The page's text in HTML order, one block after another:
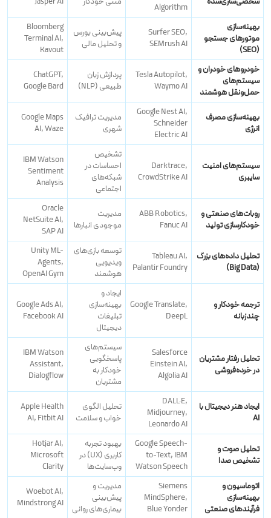
Algorithm
بهینه‌سازی
موتورهای جستجو
(SEO)
Surfer SEO,
SEMrush AI
پیش‌بینی بورس
و تحلیل مالی
Bloomberg
Terminal AI,
Kavout
خودروهای خودران و
سیستم‌های
حمل‌ونقل هوشمند
Tesla Autopilot,
Waymo AI
پردازش زبان
طبیعی (NLP)
ChatGPT,
Google Bard
بهینه‌سازی مصرف
انرژی
Google Nest AI,
Schneider
Electric AI
مدیریت ترافیک
شهری
Google Maps
AI, Waze
سیستم‌های امنیت
سایبری
Darktrace,
CrowdStrike AI
تشخیص
احساسات در
شبکه‌های
اجتماعی
IBM Watson
Sentiment
Analysis
روبات‌های صنعتی و
خودکارسازی تولید
ABB Robotics,
Fanuc AI
مدیریت
موجودی انبارها
Oracle
NetSuite AI,
SAP AI
تحلیل داده‌های بزرگ
(Big Data)
Tableau AI,
Palantir Foundry
توسعه بازی‌های
ویدیویی
هوشمند
Unity ML-
Agents,
OpenAI Gym
ترجمه خودکار و
چندزبانه
Google Translate,
DeepL
ایجاد و
بهینه‌سازی
تبلیغات
دیجیتال
Google Ads AI,
Facebook AI
تحلیل رفتار مشتریان
در خرده‌فروشی
Salesforce
Einstein AI,
Algolia AI
سیستم‌های
پاسخگویی
خودکار به
مشتریان
IBM Watson
Assistant,
Dialogflow
ایجاد هنر دیجیتال با
AI
DALL·E,
Midjourney,
Leonardo AI
تحلیل الگوی
خواب و سلامت
Apple Health
AI, Fitbit AI
تحلیل صوت و
تشخیص صدا
Google Speech-
to-Text, IBM
Watson Speech
بهبود تجربه
کاربری (UX) در
وب‌سایت‌ها
Hotjar AI,
Microsoft
Clarity
اتوماسیون و
بهینه‌سازی
فرآیندهای صنعتی
Siemens
MindSphere,
Blue Yonder
مدیریت و
پیش‌بینی
بیماری‌های روانی
Woebot AI,
Mindstrong AI